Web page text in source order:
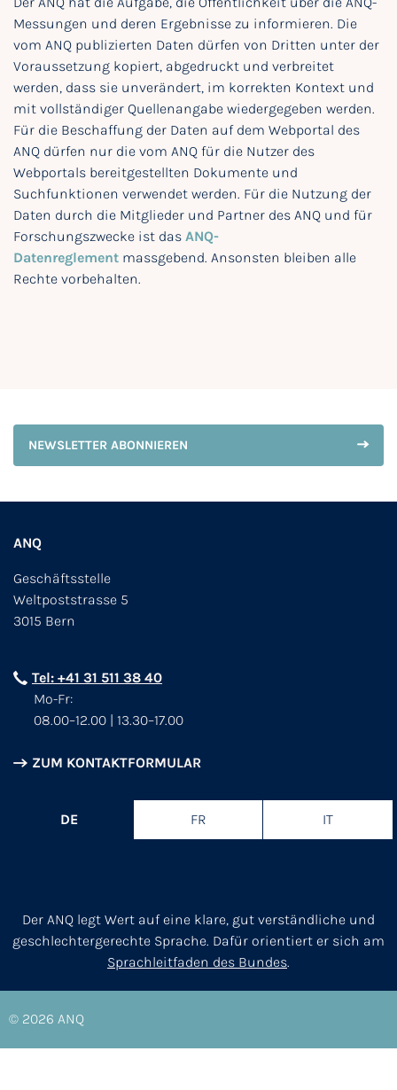
Messungen und deren Ergebnisse zu informieren. Die
vom ANQ publizierten Daten dürfen von Dritten unter der
Voraussetzung kopiert, abgedruckt und verbreitet
werden, dass sie unverändert, im korrekten Kontext und
mit vollständiger Quellenangabe wiedergegeben werden.
Für die Beschaffung der Daten auf dem Webportal des
ANQ dürfen nur die vom ANQ für die Nutzer des
Webportals bereitgestellten Dokumente und
Suchfunktionen verwendet werden. Für die Nutzung der
Daten durch die Mitglieder und Partner des ANQ und für
Forschungszwecke ist das ANQ-
Datenreglement massgebend. Ansonsten bleiben alle
Rechte vorbehalten.
NEWSLETTER ABONNIEREN
ANQ
Geschäftsstelle
Weltpoststrasse 5
3015 Bern
Tel: +41 31 511 38 40
Mo-Fr:
08.00–12.00 | 13.30–17.00
ZUM KONTAKTFORMULAR
DE FR IT
Der ANQ legt Wert auf eine klare, gut verständliche und
geschlechtergerechte Sprache. Dafür orientiert er sich am
Sprachleitfaden des Bundes.
© 2026 ANQ